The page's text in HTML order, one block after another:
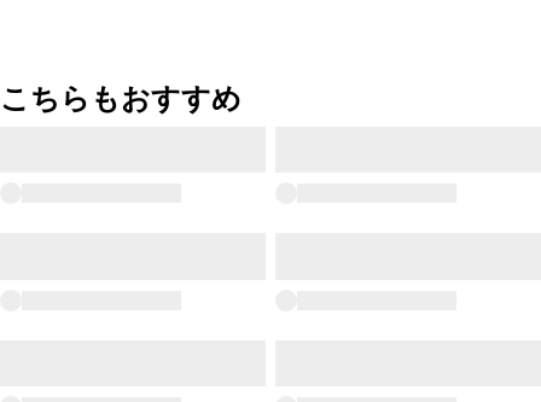
こちらもおすすめ